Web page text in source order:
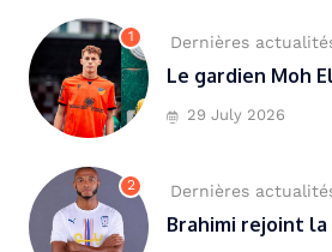
1 Dernières
Le gardien Moh
29 July 2026
2 Dernières
Brahimi rejoint la